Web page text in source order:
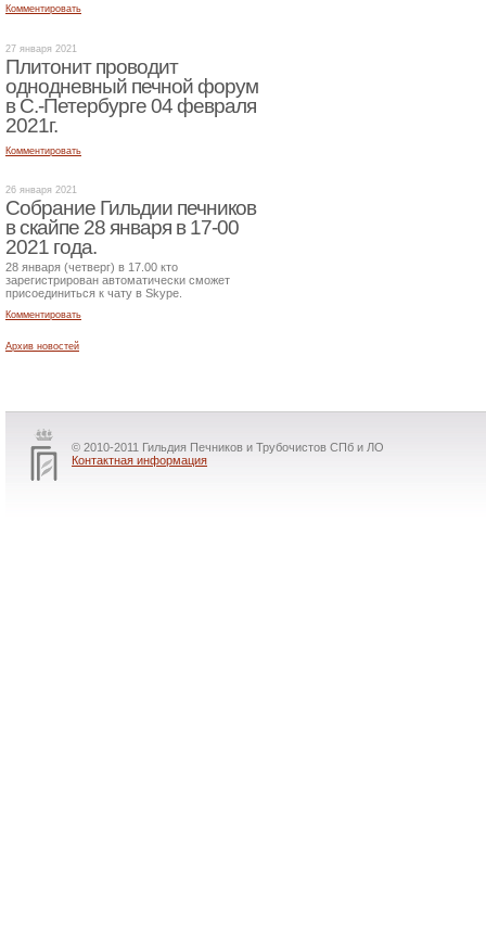
Комментировать
27 января 2021
Плитонит проводит
однодневный печной форум
в С.-Петербурге 04 февраля
2021г.
Комментировать
26 января 2021
Собрание Гильдии печников
в скайпе 28 января в 17-00
2021 года.
28 января (четверг) в 17.00 кто
зарегистрирован автоматически сможет
присоединиться к чату в Skype.
Комментировать
Архив новостей
© 2010-2011 Гильдия Печников и Трубочистов СПб и ЛО
Контактная информация